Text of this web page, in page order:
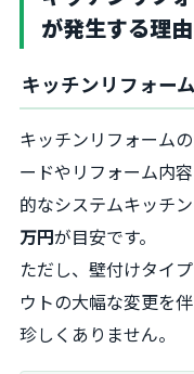
が発生する理由
キッチンリフォー
キッチンリフォーム
ードやリフォーム内
的なシステムキッチ
万円が目安です。
ただし、壁付けタイ
ウトの大幅な変更を伴
珍しくありません。